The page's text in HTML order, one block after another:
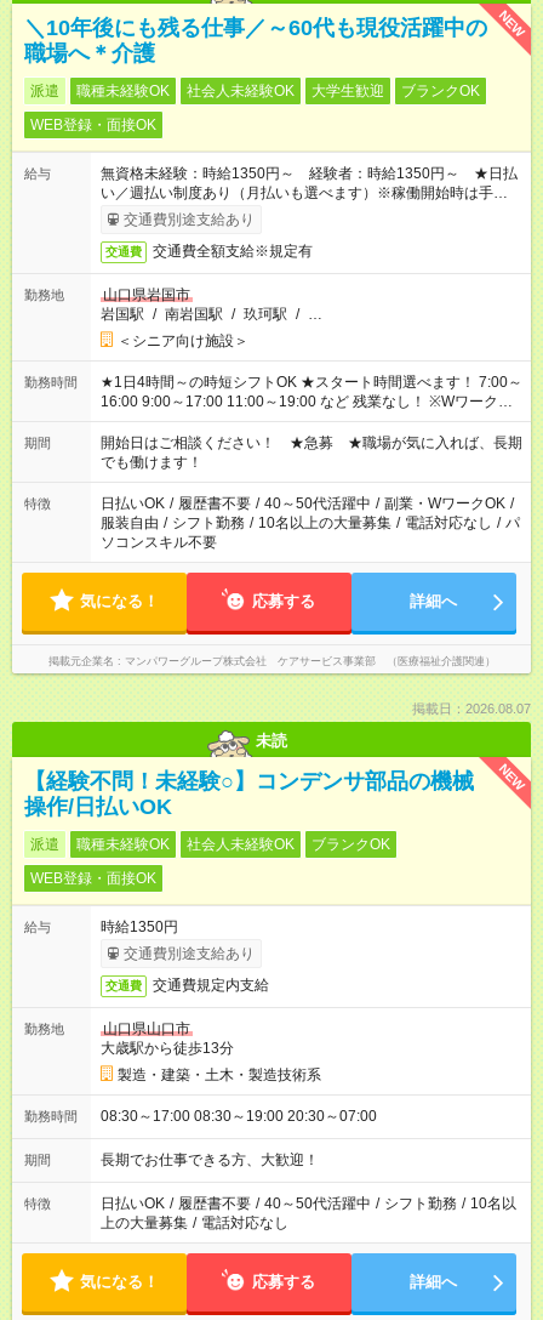
NEW
＼10年後にも残る仕事／～60代も現役活躍中の
職場へ＊介護
派遣 職種未経験OK 社会人未経験OK 大学生歓迎
ブランクOK
WEB登録・面接OK
給与
無資格未経験：時給1350円～ 経験者：時給1350円～ ★日払
い／週払い制度あり（月払いも選べます）※稼働開始時は手続き
完了次第のお支払いとなります。
交通費別途支給あり
交通費 交通費全額支給※規定有
勤務地
山口県岩国市
岩国駅 / 南岩国駅 / 玖珂駅 / …
＜シニア向け施設＞
勤務時間
★1日4時間～の時短シフトOK ★スタート時間選べます！ 7:00～
16:00 9:00～17:00 11:00～19:00 など 残業なし！ ※Wワークの
場合、他のお仕事と合わせ週40時間超の就業はご案内できませ
ん ※法令に基づき、週20時間以上勤務は社会保険への加入対象
となります ※労働者派遣法（日雇い派遣の原則禁止）により、
短時間・短期間の就業はご案内が難しい場合があります
期間
開始日はご相談ください！ ★急募 ★職場が気に入れば、長期
でも働けます！
特徴 日払いOK / 履歴書不要 / 40～50代活躍中 / 副業・WワークOK /
服装自由 / シフト勤務 / 10名以上の大量募集 / 電話対応なし / パ
ソコンスキル不要
気になる！ 応募する 詳細へ
掲載元企業名 マンパワーグループ株式会社 ケアサービス事業部 （医療福祉介護関連）
掲載日：2026.08.07
未読
NEW
【経験不問！未経験○】コンデンサ部品の機械
操作/日払いOK
派遣 職種未経験OK 社会人未経験OK
ブランクOK
WEB登録・面接OK
給与
時給1350円
交通費別途支給あり
交通費 交通費規定内支給
勤務地
山口県山口市
大歳駅から徒歩13分
製造・建築・土木・製造技術系
勤務時間 08:30～17:00 08:30～19:00 20:30～07:00
期間 長期でお仕事できる方、大歓迎！
特徴 日払いOK / 履歴書不要 / 40～50代活躍中 / シフト勤務 / 10名以
上の大量募集 / 電話対応なし
気になる！ 応募する 詳細へ